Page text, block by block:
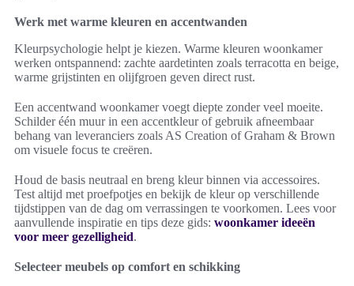
Werk met warme kleuren en accentwanden
Kleurpsychologie helpt je kiezen. Warme kleuren woonkamer
werken ontspannend: zachte aardetinten zoals terracotta en beige,
warme grijstinten en olijfgroen geven direct rust.
Een accentwand woonkamer voegt diepte zonder veel moeite.
Schilder één muur in een accentkleur of gebruik afneembaar
behang van leveranciers zoals AS Creation of Graham & Brown
om visuele focus te creëren.
Houd de basis neutraal en breng kleur binnen via accessoires.
Test altijd met proefpotjes en bekijk de kleur op verschillende
tijdstippen van de dag om verrassingen te voorkomen. Lees voor
aanvullende inspiratie en tips deze gids: woonkamer ideeën
voor meer gezelligheid.
Selecteer meubels op comfort en schikking